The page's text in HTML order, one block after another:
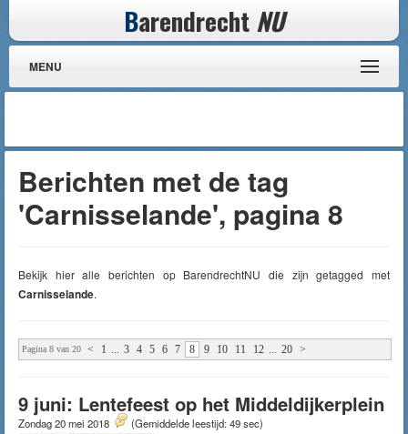
Barendrecht NU
MENU
Berichten met de tag
'Carnisselande', pagina 8
Bekijk hier alle berichten op BarendrechtNU die zijn getagged met
Carnisselande.
Pagina 8 van 20 < 1 ... 3 4 5 6 7 8 9 10 11 12 ... 20 >
9 juni: Lentefeest op het Middeldijkerplein
Zondag 20 mei 2018 (Gemiddelde leestijd: 49 sec)